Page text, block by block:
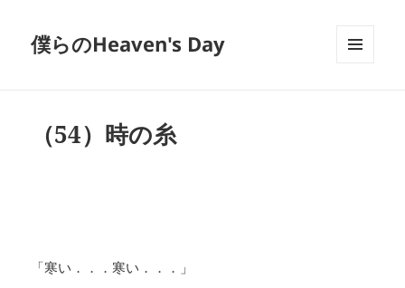
僕らのHeaven's Day
（54）時の糸
「寒い．．．寒い．．．」